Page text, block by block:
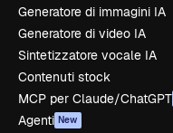
Generatore di immagini IA
Generatore di video IA
Sintetizzatore vocale IA
Contenuti stock
MCP per Claude/ChatGPT
Agenti New